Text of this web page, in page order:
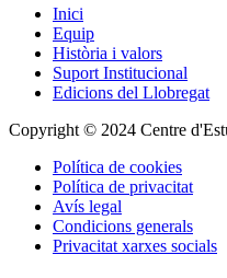
Inici
Equip
Història i valors
Suport Institucional
Edicions del Llobregat
Copyright © 2024 Centre
Política de cookies
Política de privacitat
Avís legal
Condicions generals
Privacitat xarxes socials